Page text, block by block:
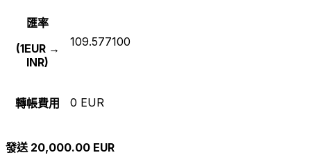
匯率
(1EUR →
INR)
109.577100
轉帳費用 0 EUR
發送 20,000.00 EUR